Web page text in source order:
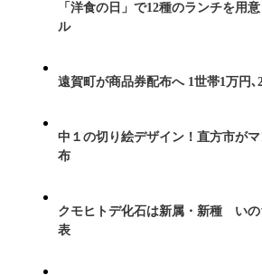
「洋食の日」で12種のランチを用
ル
遠賀町が商品券配布へ 1世帯1万円､
中１の切り絵デザイン！直方市が
布
クモヒトデ化石は新属・新種 いの
表